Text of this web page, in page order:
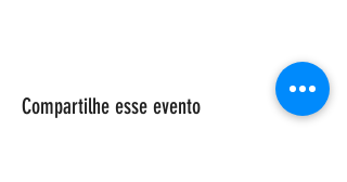
Compartilhe esse evento